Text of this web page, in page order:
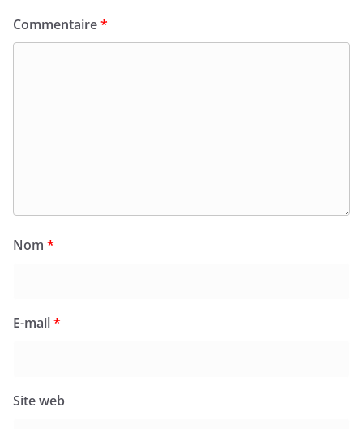
Commentaire*
Nom *
E-mail*
Site web